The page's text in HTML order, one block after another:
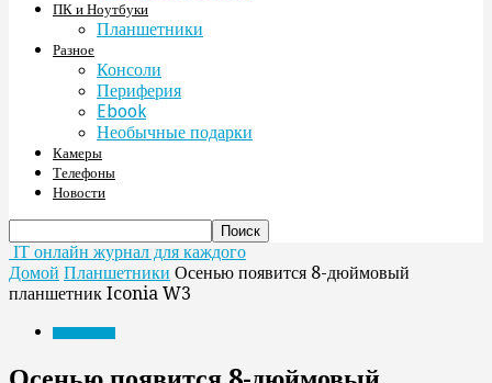
ПК и Ноутбуки
Планшетники
Разное
Консоли
Периферия
Ebook
Необычные подарки
Камеры
Телефоны
Новости
IT онлайн журнал для каждого
Домой Планшетники Осенью появится 8-дюймовый
планшетник Iconia W3